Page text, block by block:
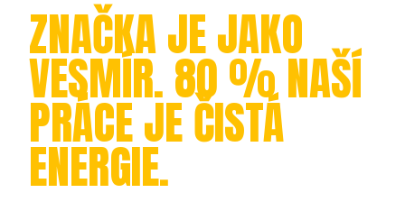
ZNAČKA JE JAKO
VESMÍR. 80 % NAŠÍ
PRÁCE JE ČISTÁ
ENERGIE.